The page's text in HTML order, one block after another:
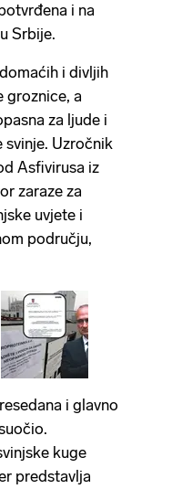
i na
Srbije.
i divljih
groznice, a
za ljude i
svinje. Uzročnik
Asfivirusa iz
zaraze za
uvjete i
području,
i glavno
kuge
predstavlja